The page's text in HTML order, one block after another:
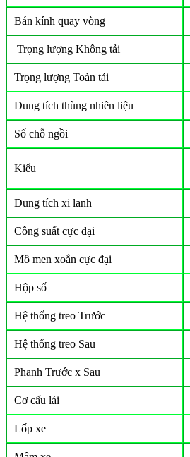
Bán kính quay vòng
Trọng lượng Không tải
Trọng lượng Toàn tải
Dung tích thùng nhiên liệu
Số chỗ ngồi
Kiểu
Dung tích xi lanh
Công suất cực đại
Mô men xoắn cực đại
Hộp số
Hệ thống treo Trước
Hệ thống treo Sau
Phanh Trước x Sau
Cơ cấu lái
Lốp xe